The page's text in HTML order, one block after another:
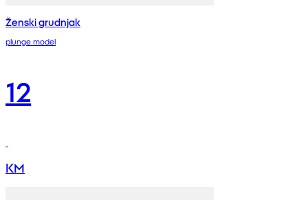
Ženski grudnjak
plunge model
12
KM